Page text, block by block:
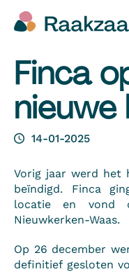
Finca
14-01-2025
Vorig jaar werd het
beïndigd. Finca
locatie en vond
Nieuwkerken-Waas.
Op 26 december
definitief gesloten